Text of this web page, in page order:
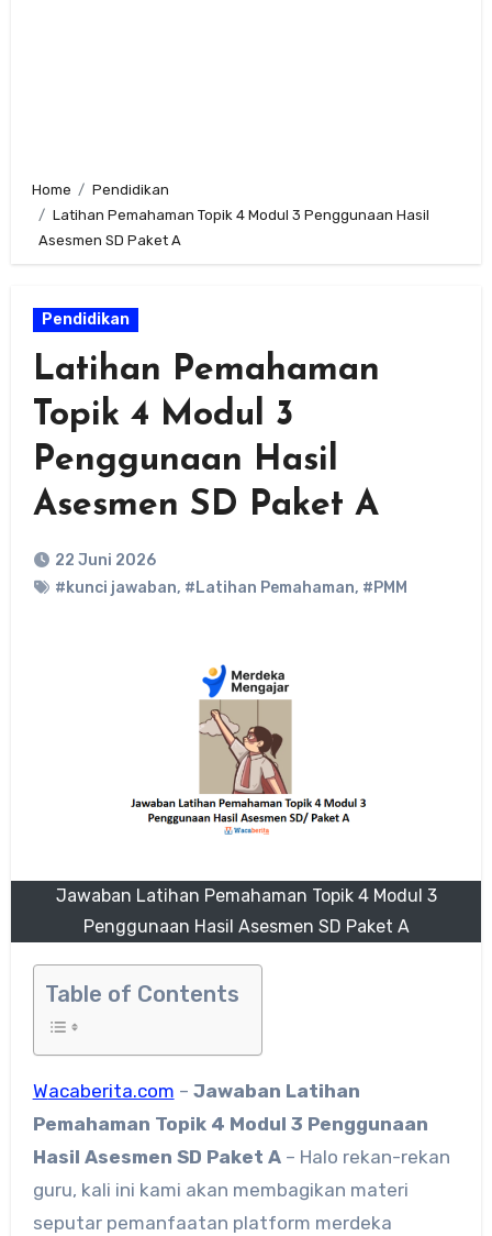
Home
Pendidikan
Latihan Pemahaman Topik 4 Modul 3 Penggunaan Hasil
Asesmen SD Paket A
Pendidikan
Latihan Pemahaman
Topik 4 Modul 3
Penggunaan Hasil
Asesmen SD Paket A
22 Juni 2026
#kunci jawaban, #Latihan Pemahaman, #PMM
Jawaban Latihan Pemahaman Topik 4 Modul 3
Penggunaan Hasil Asesmen SD Paket A
Table of Contents
Wacaberita.com – Jawaban Latihan
Pemahaman Topik 4 Modul 3 Penggunaan
Hasil Asesmen SD Paket A– Halo rekan-rekan
guru, kali ini kami akan membagikan materi
seputar pemanfaatan platform merdeka